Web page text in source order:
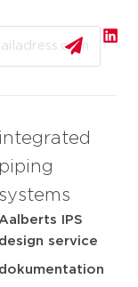
integrated
piping
systems
IPS
design service
dokumentation